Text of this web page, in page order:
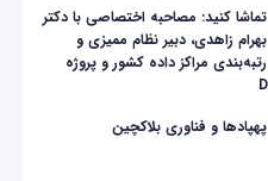
تماشا کنید: مصاحبه اختصاصی با دکتر
بهرام زاهدی، دبیر نظام ممیزی و
رتبه‌بندی مراکز داده کشور و پروژه
پهپادها و فناوری بلاکچین